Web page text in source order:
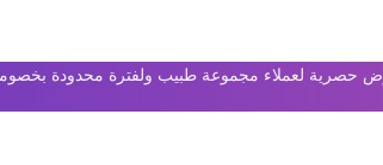
حصرية لعملاء مجموعة طبيب ولفترة محدودة بخصومات